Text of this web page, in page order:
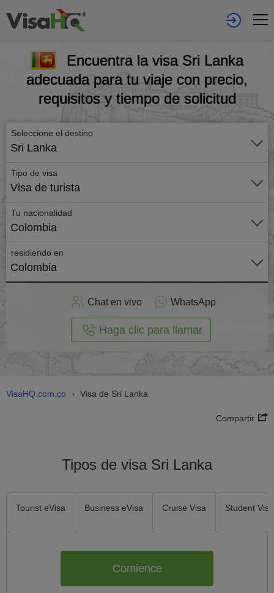
Encuentra la visa Sri Lanka
adecuada para tu viaje con precio,
requisitos y tiempo de solicitud
Seleccione el destino
Sri Lanka
Tipo de visa
Visa de turista
Tu nacionalidad
Colombia
residiendo en
Colombia
Chat en vivo WhatsApp
Haga clic para llamar
VisaHQ.com.co › Visa de Sri Lanka
Compartir
Tipos de visa Sri Lanka
Tourist eVisa Business eVisa Cruise Visa Student Visa
Comience